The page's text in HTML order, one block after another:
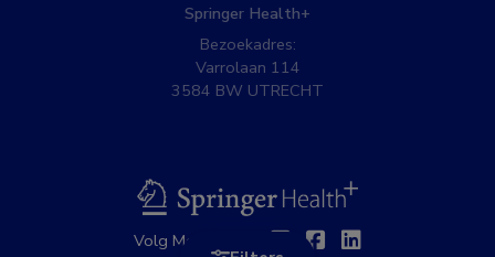
Springer Health+
Bezoekadres:
Varrolaan 114
3584 BW UTRECHT
BSL
Volg MedNet op: TwitterFacebook
Linkedin